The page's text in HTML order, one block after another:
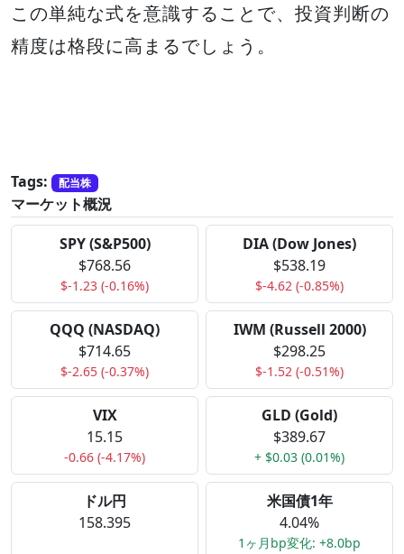
この単純な式を意識することで、投資判断の
精度は格段に高まるでしょう。
Tags: 配当株
マーケット概況
SPY (S&P500)
$768.56
$-1.23 (-0.16%)
DIA (Dow Jones)
$538.19
$-4.62 (-0.85%)
QQQ (NASDAQ)
$714.65
$-2.65 (-0.37%)
IWM (Russell 2000)
$298.25
$-1.52 (-0.51%)
VIX
15.15
-0.66 (-4.17%)
GLD (Gold)
$389.67
+ $0.03 (0.01%)
ドル円
158.395
米国債1年
4.04%
1ヶ月bp変化: +8.0bp